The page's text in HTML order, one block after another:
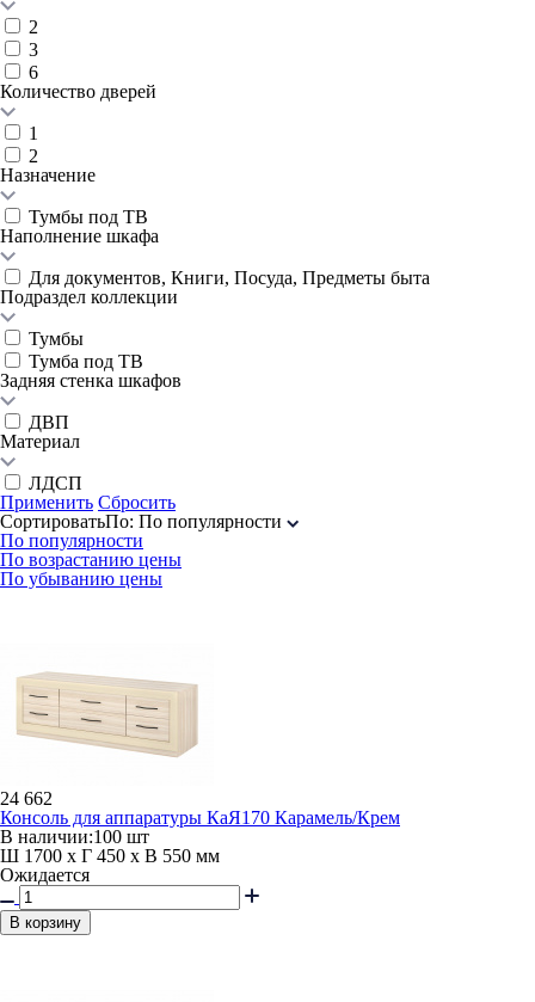
2
3
6
Количество дверей
1
2
Назначение
Тумбы под ТВ
Наполнение шкафа
Для документов, Книги, Посуда, Предметы быта
Подраздел коллекции
Тумбы
Тумба под ТВ
Задняя стенка шкафов
ДВП
Материал
ЛДСП
Применить Сбросить
СортироватьПо: По популярности
По популярности
По возрастанию цены
По убыванию цены
24 662
Консоль для аппаратуры КаЯ170 Карамель/Крем
В наличии:100 шт
Ш 1700 x Г 450 x В 550 мм
Ожидается
В корзину